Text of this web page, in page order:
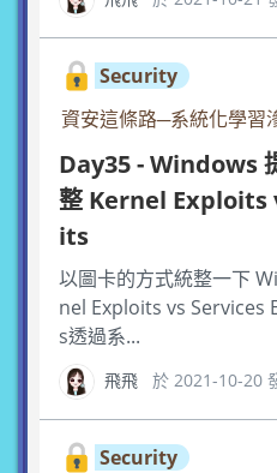
Security
資安這條路─系統化學習
Day35 - Windows
整 Kernel Exploits
its
以圖卡的方式統整一下
nel Exploits vs Services
s透過系...
飛飛 於 2021-10-20
Security